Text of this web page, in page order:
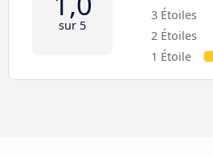
sur 5
3 Étoiles
2 Étoiles
1 Étoile